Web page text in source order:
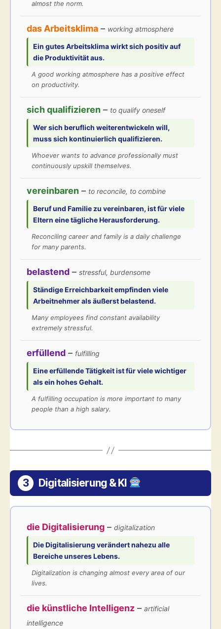
almost the norm.
das Arbeitsklima – working atmosphere
Ein gutesArbeitsklimawirkt sich positiv auf
die Produktivität aus.
A good working atmosphere has a positive effect
on productivity.
sich qualifizieren – to qualify oneself
Wer sich beruflich weiterentwickeln will,
muss sich kontinuierlich qualifizieren.
Whoever wants to advance professionally must
continuously upskill themselves.
vereinbaren – to reconcile, to combine
Beruf und Familie zu vereinbaren, ist für viele
Eltern eine tägliche Herausforderung.
Reconciling career and family is a daily challenge
for many parents.
belastend – stressful, burdensome
Ständige Erreichbarkeit empfinden viele
Arbeitnehmer als äußerstbelastend.
Many employees find constant availability
extremely stressful.
erfüllend – fulfilling
EineerfüllendeTätigkeit ist für viele wichtiger
als ein hohes Gehalt.
A fulfilling occupation is more important to many
people than a high salary.
3 Digitalisierung & KI
die Digitalisierung – digitalization
DieDigitalisierung verändert nahezu alle
Bereiche unseres Lebens.
Digitalization is changing almost every area of our
lives.
die künstliche Intelligenz – artificial
intelligence